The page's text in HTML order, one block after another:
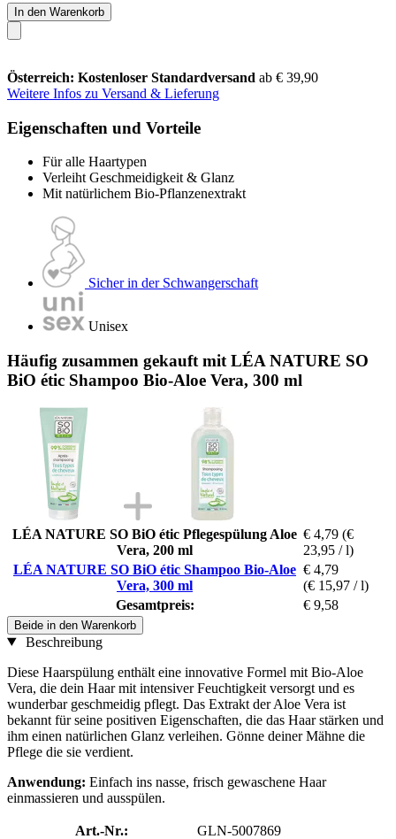
In den Warenkorb
Österreich: Kostenloser Standardversand ab € 39,90
Weitere Infos zu Versand & Lieferung
Eigenschaften und Vorteile
Für alle Haartypen
Verleiht Geschmeidigkeit & Glanz
Mit natürlichem Bio-Pflanzenextrakt
Sicher in der Schwangerschaft
Unisex
Häufig zusammen gekauft mit LÉA NATURE SO
BiO étic Shampoo Bio-Aloe Vera, 300 ml
LÉA NATURE SO BiO étic Pflegespülung Aloe
Vera, 200 ml
€ 4,79 (€
23,95 / l)
LÉA NATURE SO BiO étic Shampoo Bio-Aloe
Vera, 300 ml
€ 4,79
(€ 15,97 / l)
Gesamtpreis:
€ 9,58
Beide in den Warenkorb
Beschreibung
Diese Haarspülung enthält eine innovative Formel mit Bio-Aloe
Vera, die dein Haar mit intensiver Feuchtigkeit versorgt und es
wunderbar geschmeidig pflegt. Das Extrakt der Aloe Vera ist
bekannt für seine positiven Eigenschaften, die das Haar stärken und
ihm einen natürlichen Glanz verleihen. Gönne deiner Mähne die
Pflege die sie verdient.
Anwendung: Einfach ins nasse, frisch gewaschene Haar
einmassieren und ausspülen.
Art.-Nr.:
GLN-5007869